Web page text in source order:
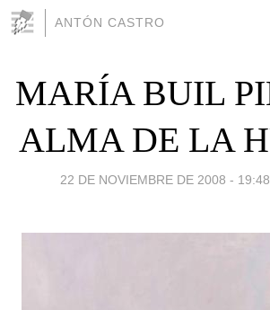
ANTÓN CASTRO
MARÍA BUIL
ALMA DE LA
22 DE NOVIEMBRE DE 2008 - 19:48